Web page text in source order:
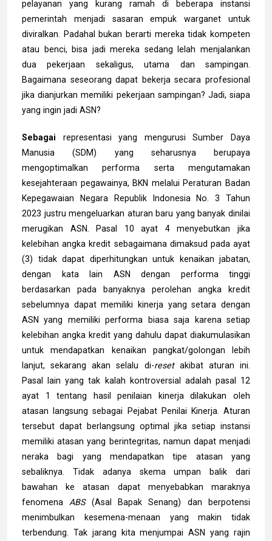
pelayanan yang kurang ramah di beberapa instansi
pemerintah menjadi sasaran empuk warganet untuk
diviralkan. Padahal bukan berarti mereka tidak kompeten
atau benci, bisa jadi mereka sedang lelah menjalankan
dua pekerjaan sekaligus, utama dan sampingan.
Bagaimana seseorang dapat bekerja secara profesional
jika dianjurkan memiliki pekerjaan sampingan? Jadi, siapa
yang ingin jadi ASN?
Sebagai representasi yang mengurusi Sumber Daya
Manusia (SDM) yang seharusnya berupaya
mengoptimalkan performa serta mengutamakan
kesejahteraan pegawainya, BKN melalui Peraturan Badan
Kepegawaian Negara Republik Indonesia No. 3 Tahun
2023 justru mengeluarkan aturan baru yang banyak dinilai
merugikan ASN. Pasal 10 ayat 4 menyebutkan jika
kelebihan angka kredit sebagaimana dimaksud pada ayat
(3) tidak dapat diperhitungkan untuk kenaikan jabatan,
dengan kata lain ASN dengan performa tinggi
berdasarkan pada banyaknya perolehan angka kredit
sebelumnya dapat memiliki kinerja yang setara dengan
ASN yang memiliki performa biasa saja karena setiap
kelebihan angka kredit yang dahulu dapat diakumulasikan
untuk mendapatkan kenaikan pangkat/golongan lebih
lanjut, sekarang akan selalu di-reset akibat aturan ini.
Pasal lain yang tak kalah kontroversial adalah pasal 12
ayat 1 tentang hasil penilaian kinerja dilakukan oleh
atasan langsung sebagai Pejabat Penilai Kinerja. Aturan
tersebut dapat berlangsung optimal jika setiap instansi
memiliki atasan yang berintegritas, namun dapat menjadi
neraka bagi yang mendapatkan tipe atasan yang
sebaliknya. Tidak adanya skema umpan balik dari
bawahan ke atasan dapat menyebabkan maraknya
fenomena ABS(Asal Bapak Senang) dan berpotensi
menimbulkan kesemena-menaan yang makin tidak
terbendung. Tak jarang kita menjumpai ASN yang rajin